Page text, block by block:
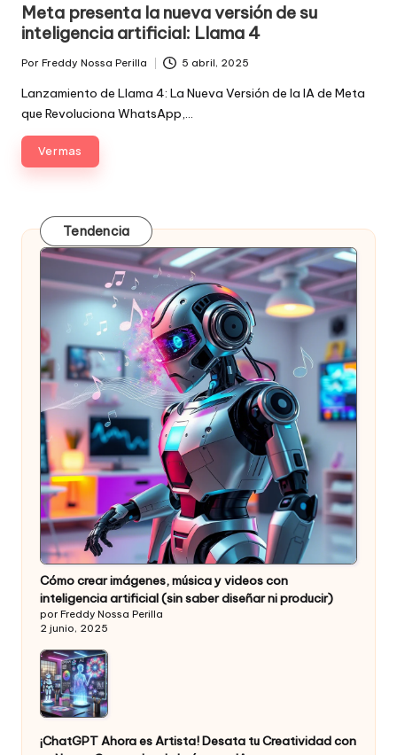
Meta presenta la nueva versión de su
inteligencia artificial: Llama 4
Publicado
por
Por Freddy Nossa Perilla 5 abril, 2025
Lanzamiento de Llama 4: La Nueva Versión de la IA de Meta
que Revoluciona WhatsApp,…
Ver mas
Tendencia
Cómo crear imágenes, música y videos con
inteligencia artificial (sin saber diseñar ni producir)
por Freddy Nossa Perilla
2 junio, 2025
¡ChatGPT Ahora es Artista! Desata tu Creatividad con